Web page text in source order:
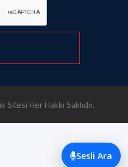
Her Hakkı Saklıdır.
Sesli Ara